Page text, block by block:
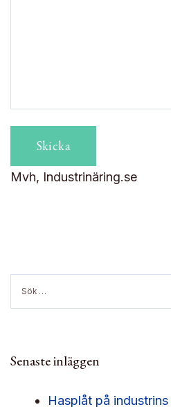
Mvh, Industrinäring.se
efter:
Senaste inläggen
Hasplåt på